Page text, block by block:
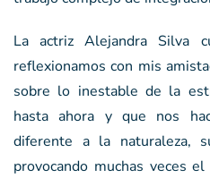
La actriz Alejandra Silva
reflexionamos con mis
sobre lo inestable de la
hasta ahora y que nos
diferente a la naturaleza,
provocando muchas veces